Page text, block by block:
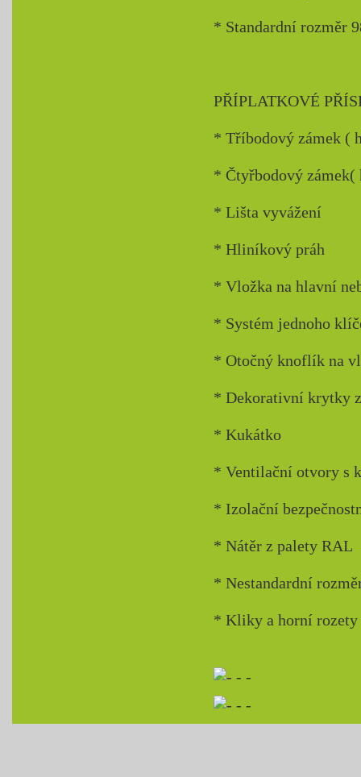
* Standardní rozměr
PŘÍPLATKOVÉ
* Tříbodový zámek (
* Čtyřbodový zámek(
* Lišta vyvážení
* Hliníkový práh
* Vložka na hlavní
* Systém jednoho
* Otočný knoflík na
* Dekorativní krytky
* Kukátko
* Ventilační otvory s
* Izolační
* Nátěr z palety RAL
* Nestandardní
* Kliky a horní rozety